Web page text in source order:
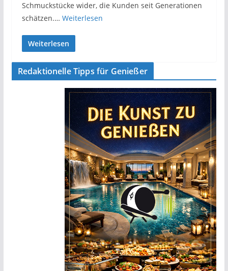
Schmuckstücke wider, die Kunden seit Generationen
schätzen.… Weiterlesen
Weiterlesen
Redaktionelle Tipps für Genießer